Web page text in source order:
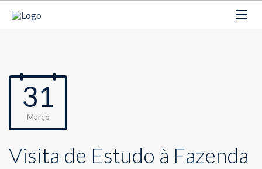
31
Março
Visita de Estudo à Fazenda